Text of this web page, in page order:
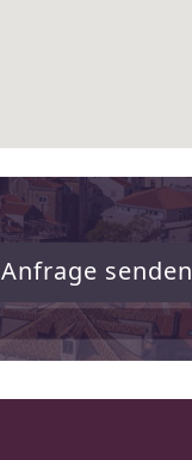
Anfrage senden